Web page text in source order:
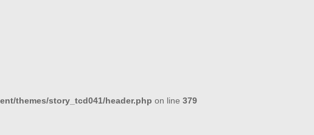
themes/story_tcd041/header.php on line 379